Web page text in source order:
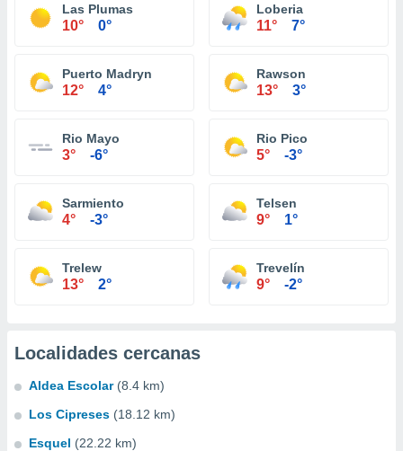
Las Plumas
10° 0°
Loberia
11° 7°
Puerto Madryn
12° 4°
Rawson
13° 3°
Rio Mayo
3° -6°
Rio Pico
5° -3°
Sarmiento
4° -3°
Telsen
9° 1°
Trelew
13° 2°
Trevelín
9° -2°
Localidades cercanas
Aldea Escolar (8.4 km)
Los Cipreses (18.12 km)
Esquel (22.22 km)